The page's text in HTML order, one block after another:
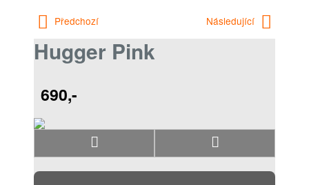
Předchozí Následující
Hugger Pink
690,-